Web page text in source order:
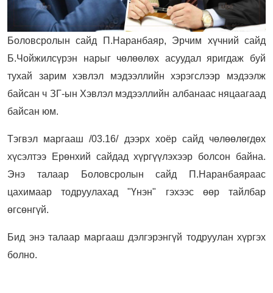
Боловсролын сайд П.Наранбаяр, Эрчим хүчний сайд
Б.Чойжилсүрэн нарыг чөлөөлөх асуудал яригдаж буй
тухай зарим хэвлэл мэдээллийн хэрэгслээр мэдээлж
байсан ч ЗГ-ын Хэвлэл мэдээллийн албанаас няцаагаад
байсан юм.
Тэгвэл маргааш /03.16/ дээрх хоёр сайд чөлөөлөгдөх
хүсэлтээ Ерөнхий сайдад хүргүүлэхээр болсон байна.
Энэ талаар Боловсролын сайд П.Наранбаяраас
цахимаар тодруулахад "Үнэн" гэхээс өөр тайлбар
өгсөнгүй.
Бид энэ талаар маргааш дэлгэрэнгүй тодруулан хүргэх
болно.